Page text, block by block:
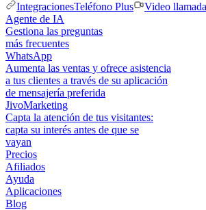
IntegracionesTeléfono Plus Video
Agente de IA
Gestiona las preguntas
más frecuentes
WhatsApp
Aumenta las ventas y ofrece asistencia
a tus clientes a través de su aplicación
de mensajería preferida
JivoMarketing
Capta la atención de tus visitantes:
capta su interés antes de que se
vayan
Precios
Afiliados
Ayuda
Aplicaciones
Blog